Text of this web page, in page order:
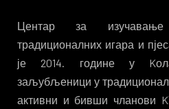
Центар за изучавање
традиционалних игара и
је 2014. године у
заљубљеници у
активни и бивши чланови